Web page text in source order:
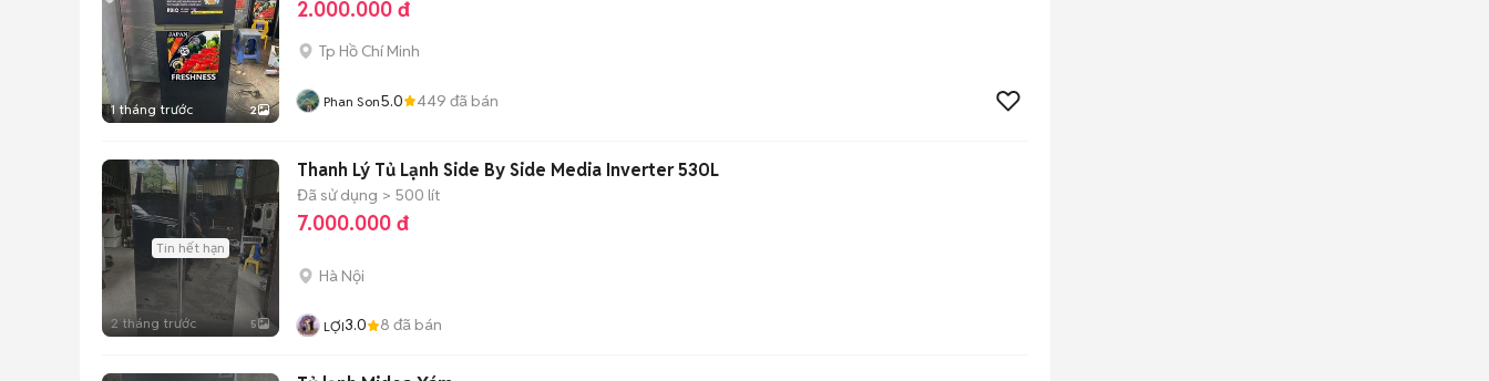
1 tháng trước 2
2.000.000 đ
Tp Hồ Chí Minh
Phan Son5.0 449 đã bán
Tin hết hạn
2 tháng trước 5
Thanh Lý Tủ Lạnh Side By Side Media Inverter 530L
Đã sử dụng > 500 lít
7.000.000 đ
Hà Nội
LỢI3.0 8 đã bán